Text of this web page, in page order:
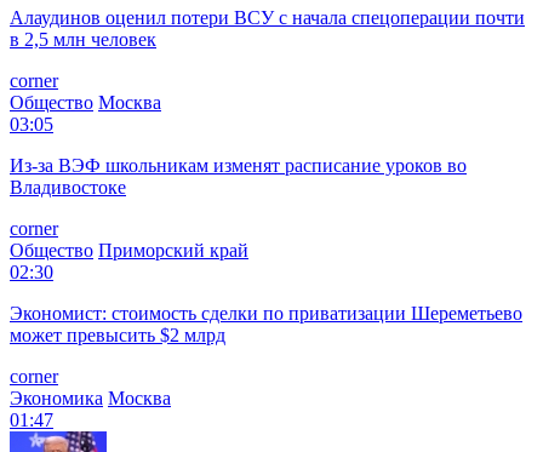
Алаудинов оценил потери ВСУ с начала спецоперации почти
в 2,5 млн человек
corner
Общество Москва
03:05
Из-за ВЭФ школьникам изменят расписание уроков во
Владивостоке
corner
Общество Приморский край
02:30
Экономист: стоимость сделки по приватизации Шереметьево
может превысить $2 млрд
corner
Экономика Москва
01:47